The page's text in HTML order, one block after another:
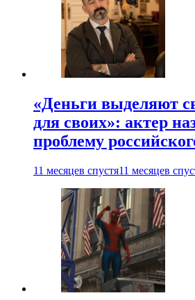
«Деньги выделяют
для своих»: актер
проблему
11 месяцев спустя11 месяцев